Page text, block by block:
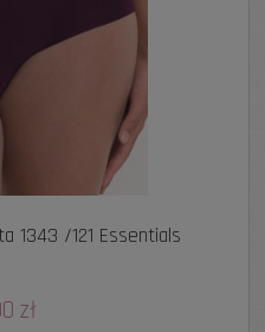
1343 /121 Essentials
zł